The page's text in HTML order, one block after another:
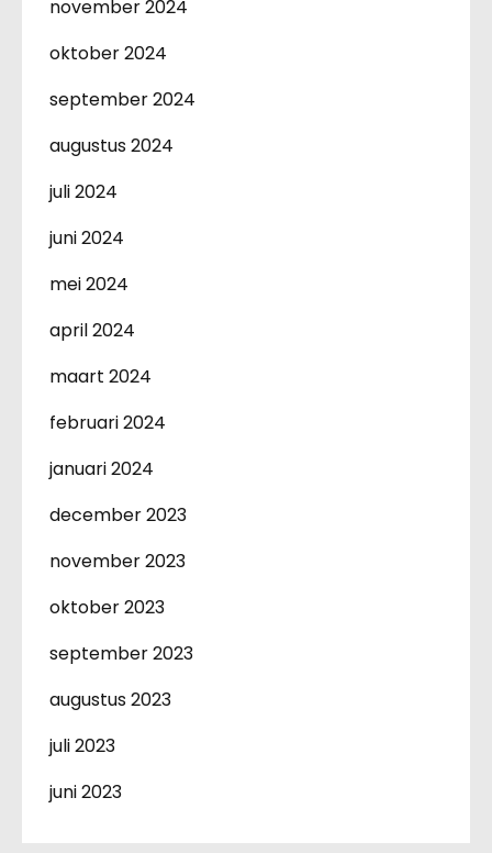
november 2024
oktober 2024
september 2024
augustus 2024
juli 2024
juni 2024
mei 2024
april 2024
maart 2024
februari 2024
januari 2024
december 2023
november 2023
oktober 2023
september 2023
augustus 2023
juli 2023
juni 2023